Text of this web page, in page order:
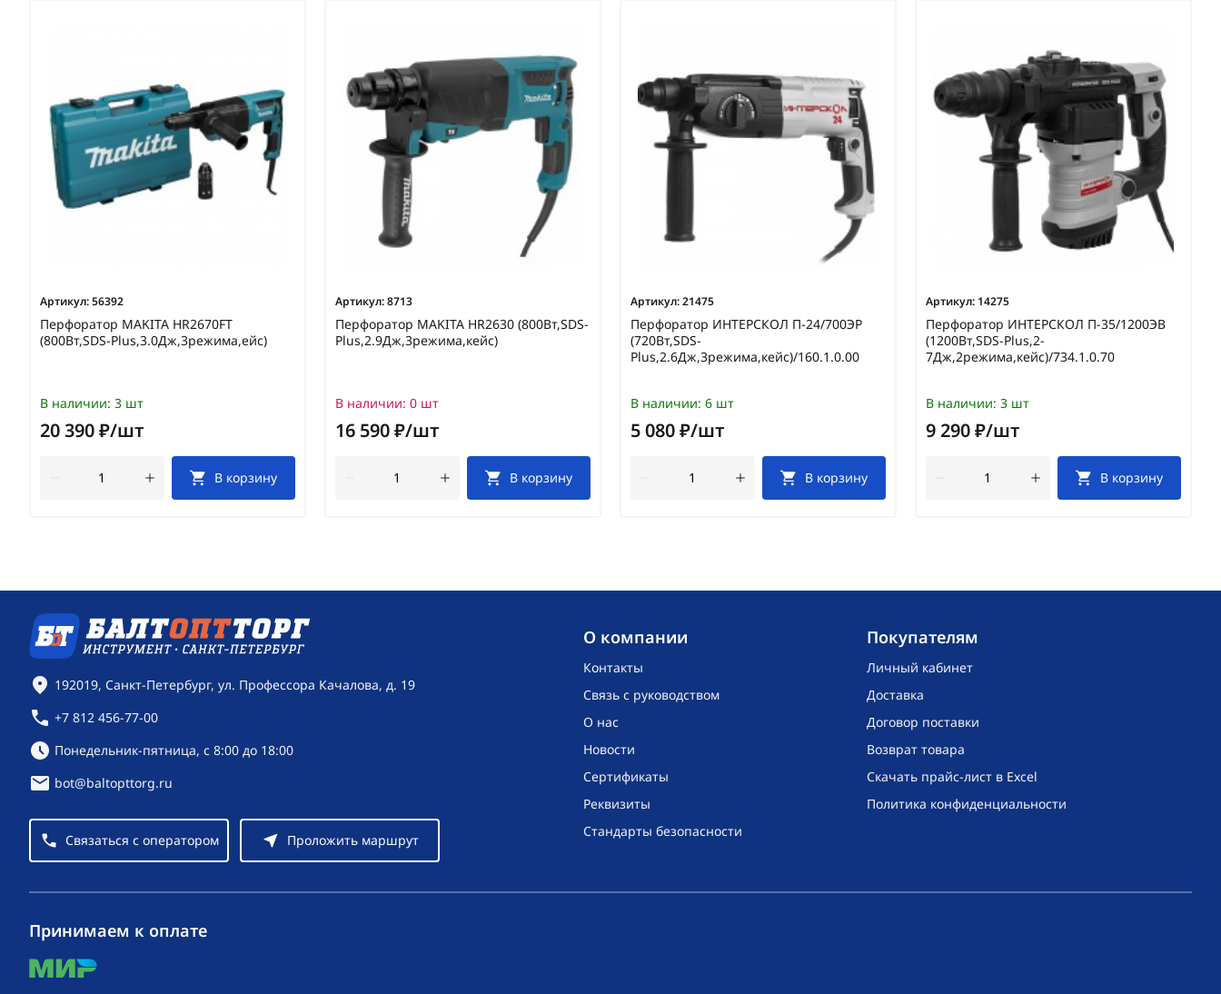
Артикул:56392
Перфоратор MAKITA HR2670FT
(800Вт,SDS-Plus,3.0Дж,3режима,ейс)
В наличии: 3 шт
20 390 ₽/шт
В корзину
Артикул:8713
Перфоратор MAKITA HR2630 (800Вт,SDS-
Plus,2.9Дж,3режима,кейс)
В наличии: 0 шт
16 590 ₽/шт
В корзину
Артикул:21475
Перфоратор ИНТЕРСКОЛ П-24/700ЭР
(720Вт,SDS-
Plus,2.6Дж,3режима,кейс)/160.1.0.00
В наличии: 6 шт
5 080 ₽/шт
В корзину
Артикул: 14275
Перфоратор ИНТЕРСКОЛ П-35/1200ЭВ
(1200Вт,SDS-Plus,2-
7Дж,2режима,кейс)/734.1.0.70
В наличии: 3 шт
9 290 ₽/шт
В корзину
O компании
Контакты
Связь с руководством
О нас
Новости
Сертификаты
Реквизиты
Стандарты безопасности
Покупателям
Личный кабинет
Доставка
Договор поставки
Возврат товара
Скачать прайс-лист в Excel
Политика конфиденциальности
Контактная информация
192019, Санкт-Петербург, ул. Профессора Качалова, д. 19
+7 812 456-77-00
Режим работы:
Понедельник-пятница, с 8:00 до 18:00
bot@baltopttorg.ru
Связаться с оператором Проложить маршрут
Принимаем к оплате
mir